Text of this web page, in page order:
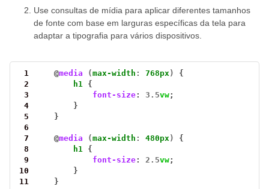
Use consultas de mídia para aplicar diferentes tamanhos
de fonte com base em larguras específicas da tela para
adaptar a tipografia para vários dispositivos.
1
    @
media (max-width : 768px)
2
h1
3
font-size: 3.5vw
4
5
6
7
    @
media (max-width : 480px)
8
h1
9
font-size: 2.5vw
10
11
    }